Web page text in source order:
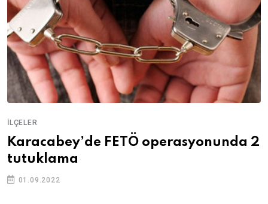
İLÇELER
Karacabey’de FETÖ operasyonunda 2
tutuklama
01.09.2022